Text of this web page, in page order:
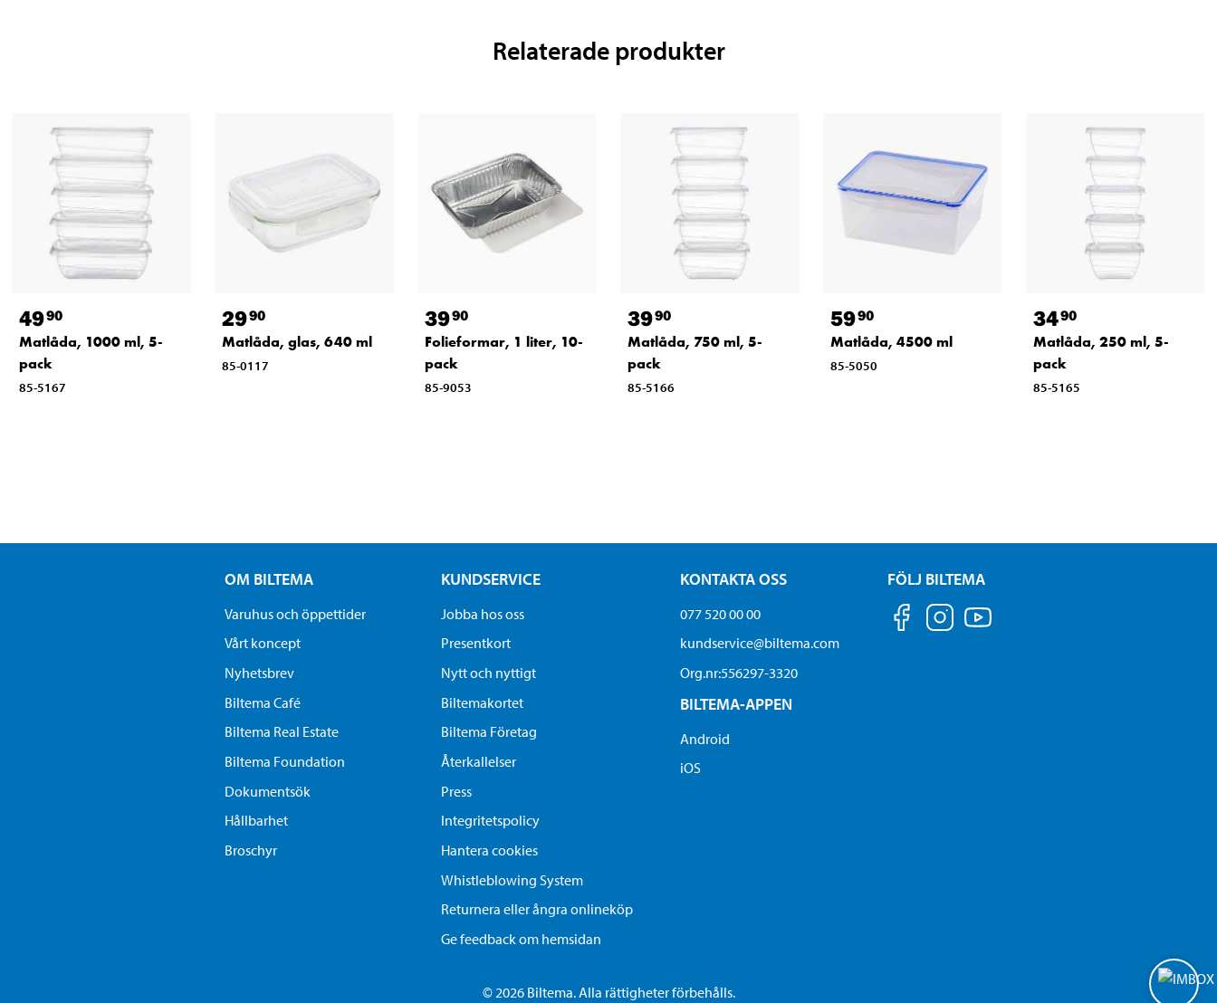
Relaterade produkter
4990
Matlåda, 1000 ml, 5-
pack
85-5167
2990
Matlåda, glas, 640 ml
85-0117
3990
Folieformar, 1 liter, 10-
pack
85-9053
3990
Matlåda, 750 ml, 5-
pack
85-5166
5990
Matlåda, 4500 ml
85-5050
3490
Matlåda, 250 ml, 5-
pack
85-5165
OM BILTEMA
Varuhus och öppettider
Vårt koncept
Nyhetsbrev
Biltema Café
Biltema Real Estate
Biltema Foundation
Dokumentsök
Hållbarhet
Broschyr
KUNDSERVICE
Jobba hos oss
Presentkort
Nytt och nyttigt
Biltemakortet
Biltema Företag
Återkallelser
Press
Integritetspolicy
Hantera cookies
Whistleblowing System
Returnera eller ångra onlineköp
Ge feedback om hemsidan
KONTAKTA OSS
077 520 00 00
kundservice@biltema.com
Org.nr:556297-3320
BILTEMA-APPEN
Android
iOS
FÖLJ BILTEMA
© 2026 Biltema. Alla rättigheter förbehålls.